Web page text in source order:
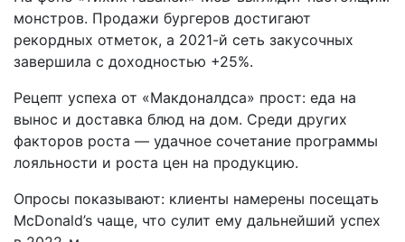
монстров. Продажи бургеров достигают
рекордных отметок, а 2021-й сеть закусочных
завершила с доходностью +25%.
Рецепт успеха от «Макдоналдса» прост: еда на
вынос и доставка блюд на дом. Среди других
факторов роста — удачное сочетание программы
лояльности и роста цен на продукцию.
Опросы показывают: клиенты намерены посещать
McDonald’s чаще, что сулит ему дальнейший успех